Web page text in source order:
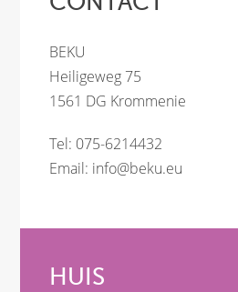
BEKU
Heiligeweg 75
1561 DG Krommenie
Tel: 075-6214432
Email: info@beku.eu
HUIS